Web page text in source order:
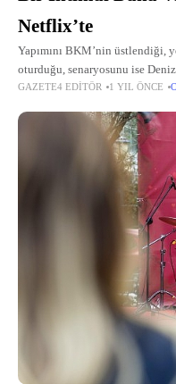
Netflix’te
Yapımını BKM’nin üstlendiği,
oturduğu, senaryosunu ise
Var, izleyicileri trajikomik ve
GAZETE4 EDITÖR 1 YIL ÖNCE